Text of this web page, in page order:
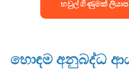
හවුල් ගිණුමක්
හොඳම අනුබද්ධ